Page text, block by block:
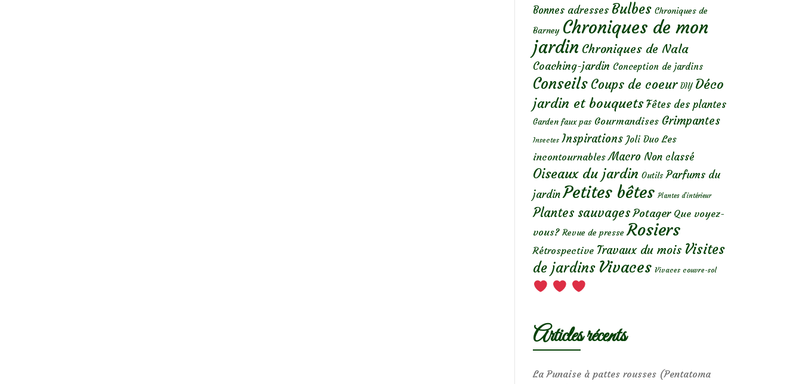
Bonnes adresses Bulbes Chroniques de
Barney Chroniques de mon
jardin Chroniques de Nala
Coaching-jardin Conception de jardins
Conseils Coups de coeur DIY Déco
jardin et bouquets Fêtes des plantes
Garden faux pas Gourmandises Grimpantes
Insectes Inspirations Joli Duo Les
incontournables Macro Non classé
Oiseaux du jardin Outils Parfums du
jardin Petites bêtes Plantes d’intérieur
Plantes sauvages Potager Que voyez-
vous? Revue de presse Rosiers
Rétrospective Travaux du mois Visites
de jardins Vivaces Vivaces couvre-sol
Articles récents
La Punaise à pattes rousses (Pentatoma